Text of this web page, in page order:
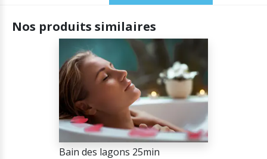
Nos produits similaires
Bain des lagons 25min